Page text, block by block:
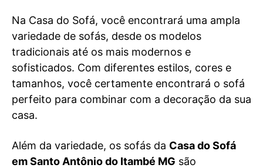
Na Casa do Sofá, você encontrará uma ampla
variedade de sofás, desde os modelos
tradicionais até os mais modernos e
sofisticados. Com diferentes estilos, cores e
tamanhos, você certamente encontrará o sofá
perfeito para combinar com a decoração da sua
casa.
Além da variedade, os sofás da Casa do Sofá
em Santo Antônio do Itambé MG são